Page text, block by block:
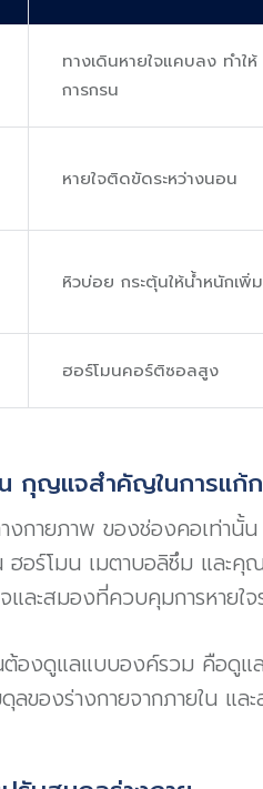
ทางเดินหายใจแคบลง ทำให้
การกรน
หายใจติดขัดระหว่างนอน
หิวบ่อย กระตุ้นให้น้ำหนักเพิ่ม
ฮอร์โมนคอร์ติซอลสูง
กุญแจสำคัญในการแก้
งกายภาพ ของช่องคอเท่า
ฮอร์โมน เมตาบอลิซึม แล
และสมองที่ควบคุมการหายใจ
องดูแลแบบองค์รวม คือดูแ
องร่างกายจากภายใน และ